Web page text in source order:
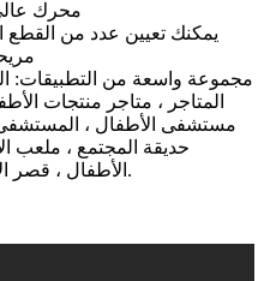
المتاجر ، متاجر منتجات
مستشفى الأطفال ، المستشفى
حديقة المجتمع ، ملعب
الأطفال ، قصر الأطفال و الأماكن العامة الأخرى.